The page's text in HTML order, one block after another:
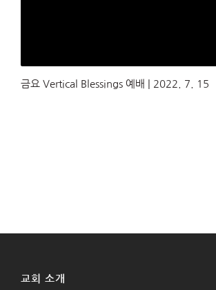
금요 Vertical Blessings 예배 | 2022. 7. 15
교회 소개